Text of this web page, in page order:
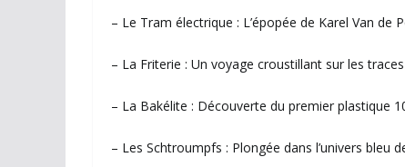
– Le Tram électrique : L’épopée de Karel Van de
– La Friterie : Un voyage croustillant sur les
– La Bakélite : Découverte du premier plastique
– Les Schtroumpfs : Plongée dans l’univers bleu